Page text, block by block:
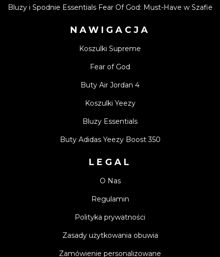
Bluzy i Spodnie Essentials Fear Of God: Must-Have w Szafie
NAWIGACJA
Koszulki Supreme
Fear of God
Buty Air Jordan 4
Koszulki Yeezy
Bluzy Essentials
Buty Adidas Yeezy Boost 350
LEGAL
O Nas
Regulamin
Polityka prywatności
Zasady użytkowania obuwia
Zamówienie personalizowane